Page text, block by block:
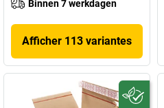
Binnen 7 werkdagen
Afficher 113 variantes